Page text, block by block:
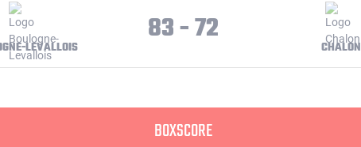
LEVALLOIS 83 - 72 CHALON
BOXSCORE